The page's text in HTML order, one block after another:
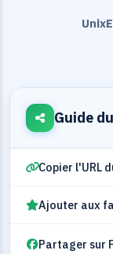
Guide
Copier l'URL
Ajouter aux
Partager sur